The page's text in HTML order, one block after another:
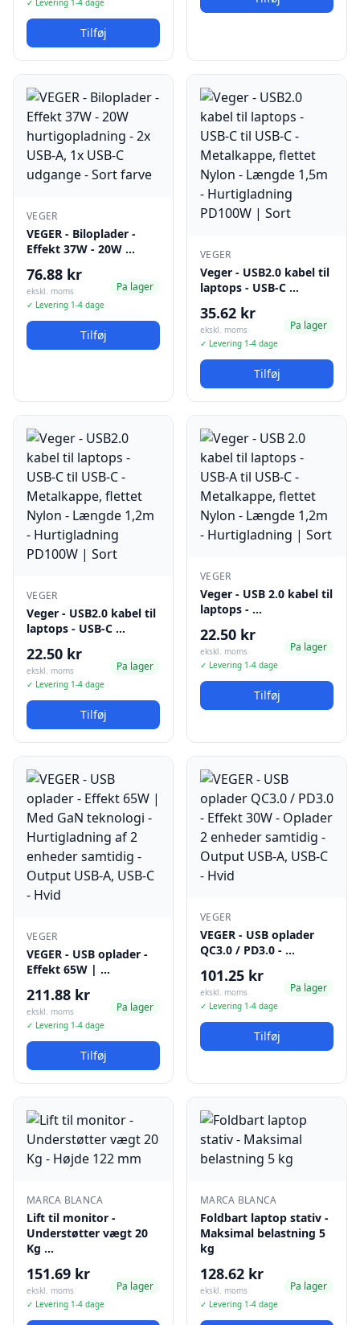
✓ Levering 1-4 dage
Tilføj
VEGER
VEGER - Biloplader -
Effekt 37W - 20W …
76.88 kr
ekskl. moms
✓ Levering 1-4 dage
Pa lager
Tilføj
VEGER
Veger - USB2.0 kabel til
laptops - USB-C …
35.62 kr
ekskl. moms
✓ Levering 1-4 dage
Pa lager
Tilføj
VEGER
Veger - USB2.0 kabel til
laptops - USB-C …
22.50 kr
ekskl. moms
✓ Levering 1-4 dage
Pa lager
Tilføj
VEGER
Veger - USB 2.0 kabel til
laptops - …
22.50 kr
ekskl. moms
✓ Levering 1-4 dage
Pa lager
Tilføj
VEGER
VEGER - USB oplader -
Effekt 65W | …
211.88 kr
ekskl. moms
✓ Levering 1-4 dage
Pa lager
Tilføj
VEGER
VEGER - USB oplader
QC3.0 / PD3.0 - …
101.25 kr
ekskl. moms
✓ Levering 1-4 dage
Pa lager
Tilføj
MARCA BLANCA
Lift til monitor -
Understøtter vægt 20
Kg …
151.69 kr
ekskl. moms
✓ Levering 1-4 dage
Pa lager
MARCA BLANCA
Foldbart laptop stativ -
Maksimal belastning 5
kg
128.62 kr
ekskl. moms
✓ Levering 1-4 dage
Pa lager